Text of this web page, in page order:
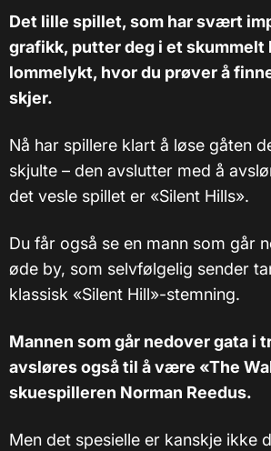
Det lille spillet, som har svært
grafikk, putter deg i et skummelt
lommelykt, hvor du prøver å
skjer.
Nå har spillere klart å løse gåten
skjulte – den avslutter med å
det vesle spillet er «Silent Hills».
Du får også se en mann som går
øde by, som selvfølgelig sender
klassisk «Silent Hill»-stemning.
Mannen som går nedover gata i
avsløres også til å være «The
skuespilleren Norman Reedus.
Men det spesielle er kanskje ikke